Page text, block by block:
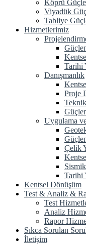
Köprü
Viyadük
Tabliye
Hizmetlerimiz
Tarihi
Danışmanlık
Proje
Uygulama
Çelik
Tarihi
Kentsel Dönüşüm
Test & Analiz &
Test
Analiz
Rapor
Sıkca Sorulan
İletişim